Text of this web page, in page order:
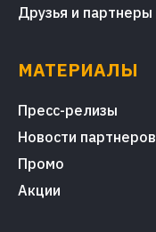
Друзья и партнеры
МАТЕРИАЛЫ
Пресс-релизы
Новости партнеров
Промо
Акции